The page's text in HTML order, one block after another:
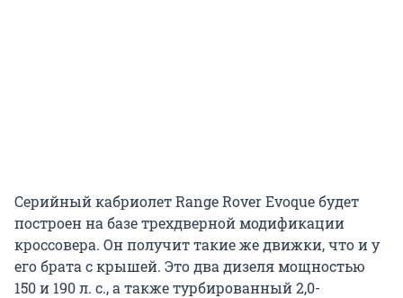
Серийный кабриолет Range Rover Evoque будет
построен на базе трехдверной модификации
кроссовера. Он получит такие же движки, что и у
его брата с крышей. Это два дизеля мощностью
150 и 190 л. с., а также турбированный 2,0-